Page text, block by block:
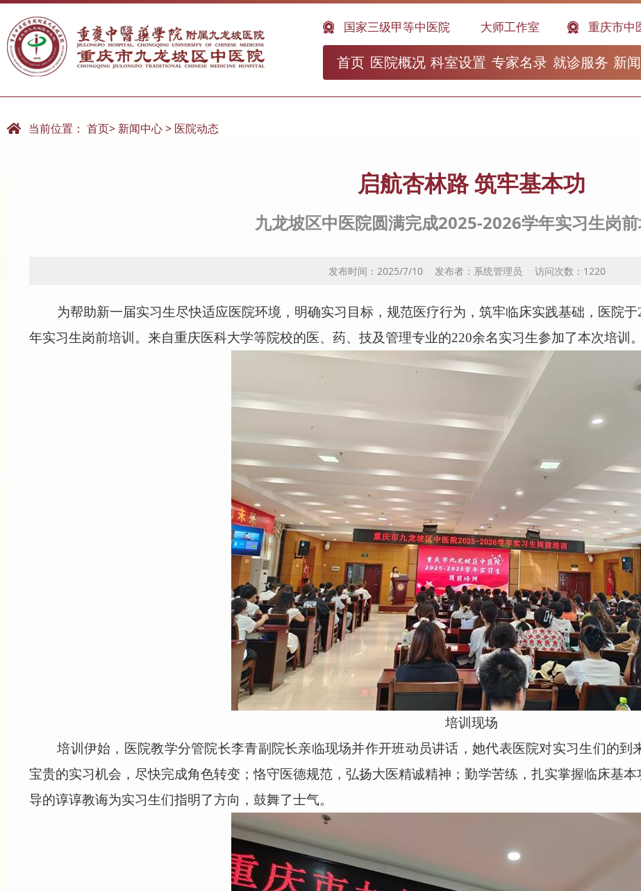
国家三级甲等中医院
重庆市中医住院（全科）医师规范化培训基地 王世民国医大师工作室 重庆市中医住院（全科）
首页 医院概况 科室设置 专家名录 就诊服务 新
当前位置： 首页> 新闻中心> 医院动态
启航杏林路 筑牢基本功
九龙坡区中医院圆满完成2025-2026学年实习生岗前
发布时间：2025/7/10 发布者：系统管理员 访问次数： 1220
为帮助新一届实习生尽快适应医院环境，明确实习目标，规范医疗行为，筑牢临床实践基础，医院于
年实习生岗前培训。来自重庆医科大学等院校的医、药、技及管理专业的220余名实习生参加了本次培训。
培训现场
培训伊始，医院教学分管院长李青副院长亲临现场并作开班动员讲话，她代表医院对实习生们的到
宝贵的实习机会，尽快完成角色转变；恪守医德规范，弘扬大医精诚精神；勤学苦练，扎实掌握临床基
导的谆谆教诲为实习生们指明了方向，鼓舞了士气。